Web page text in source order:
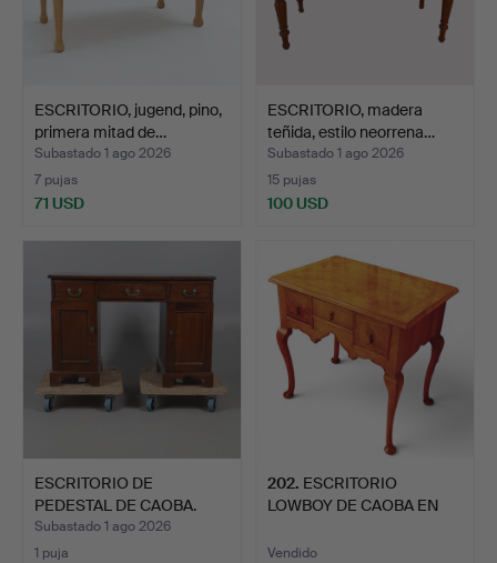
ESCRITORIO, jugend, pino,
primera mitad de…
Subastado 1 ago 2026
7 pujas
71 USD
ESCRITORIO, madera
teñida, estilo neorrena…
Subastado 1 ago 2026
15 pujas
100 USD
ESCRITORIO DE
PEDESTAL DE CAOBA.
Subastado 1 ago 2026
1 puja
202. ESCRITORIO
LOWBOY DE CAOBA EN
Vendido